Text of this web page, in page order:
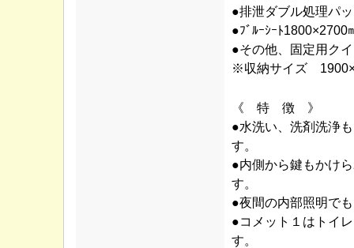
●排泄ダブル
●ﾌﾞﾙｰｼｰﾄ
●その他、固定用ク
※収納サイズ
《 特 徴 》
●水洗い、洗剤洗浄
す。
●内側から鍵もかけ
す。
●夜間の内部照明で
●コメット１はトイ
す。